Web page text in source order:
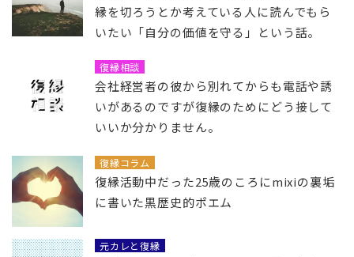
縁を切ろうとか考えている人に読んでもら
いたい「自分の価値を守る」という話。
復縁相談
会社経営者の彼から別れてからも電話や誘
いがあるのですが復縁のためにどう接して
いいか分かりません。
復縁コラム
復縁活動中だった25歳のころにmixiの裏垢
に書いた黒歴史的ポエム
元カレと復縁